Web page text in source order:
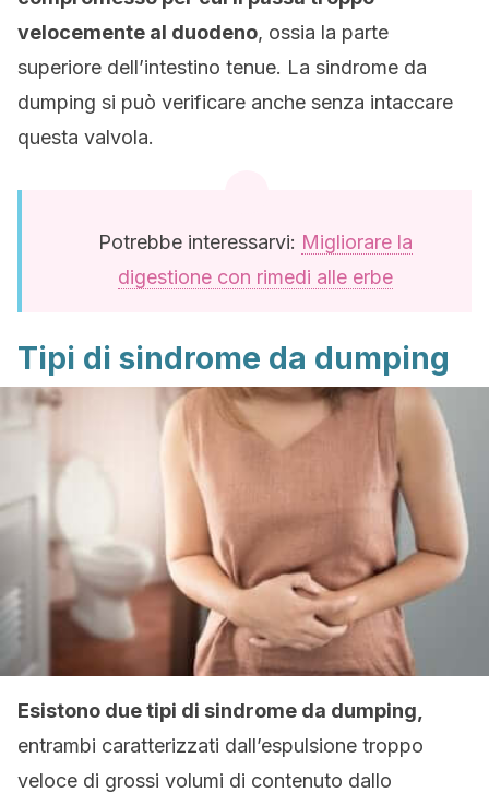
velocemente al duodeno, ossia la parte
superiore dell’intestino tenue. La sindrome da
dumping si può verificare anche senza intaccare
questa valvola.
Potrebbe interessarvi: Migliorare la
digestione con rimedi alle erbe
Tipi di sindrome da dumping
Esistono due tipi di sindrome da dumping,
entrambi caratterizzati dall’espulsione troppo
veloce di grossi volumi di contenuto dallo